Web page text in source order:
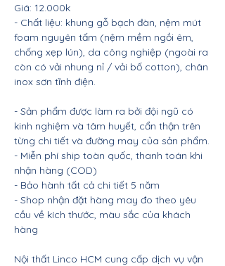
Giá: 12.000k
- Chất liệu: khung gỗ bạch đàn, nệm mút
foam nguyên tấm (nệm mềm ngồi êm,
chống xẹp lún), da công nghiệp (ngoài ra
còn có vải nhung nỉ / vải bố cotton), chân
inox sơn tĩnh điện.
- Sản phẩm được làm ra bởi đội ngũ có
kinh nghiệm và tâm huyết, cẩn thận trên
từng chi tiết và đường may của sản phẩm.
- Miễn phí ship toàn quốc, thanh toán khi
nhận hàng (COD)
- Bảo hành tất cả chi tiết 5 năm
- Shop nhận đặt hàng may đo theo yêu
cầu về kích thước, màu sắc của khách
hàng
Nội thất Linco HCM cung cấp dịch vụ vận